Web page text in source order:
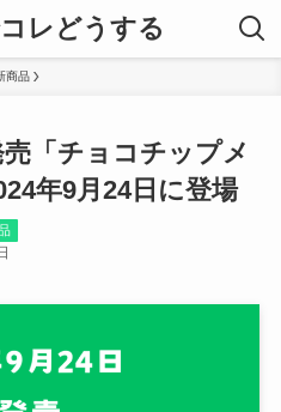
レどうする
商品
「チョコチップメ
年9月24日に登場